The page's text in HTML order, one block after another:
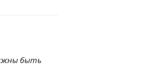
быть